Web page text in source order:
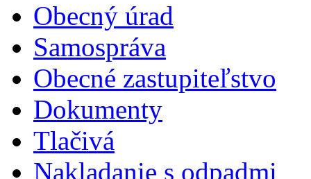
Obecný úrad
Samospráva
Obecné zastupiteľstvo
Dokumenty
Tlačivá
Nakladanie s odpadmi